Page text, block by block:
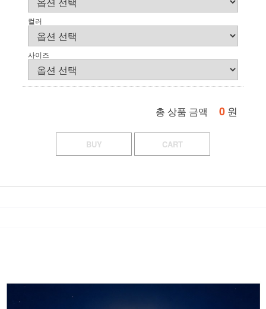
컬러
사이즈
총 상품 금액 0 원
BUY CART